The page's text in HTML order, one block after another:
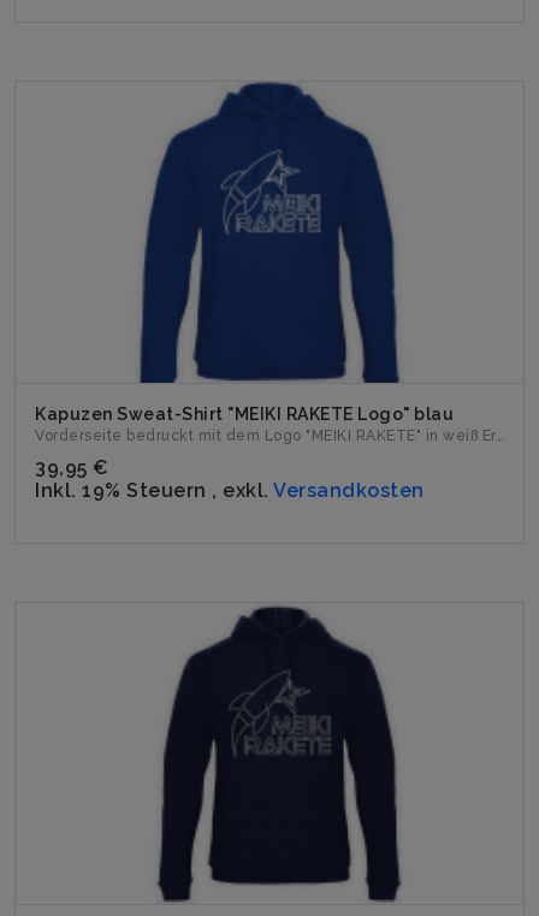
Kapuzen Sweat-Shirt "MEIKI RAKETE Logo" blau
Vorderseite bedruckt mit dem Logo "MEIKI RAKETE" in weiß.Er...
39,95 €
Inkl. 19% Steuern , exkl. Versandkosten